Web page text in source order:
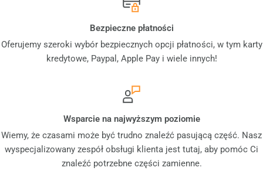
Bezpieczne płatności
Oferujemy szeroki wybór bezpiecznych opcji płatności, w tym karty
kredytowe, Paypal, Apple Pay i wiele innych!
Wsparcie na najwyższym poziomie
Wiemy, że czasami może być trudno znaleźć pasującą część. Nasz
wyspecjalizowany zespół obsługi klienta jest tutaj, aby pomóc Ci
znaleźć potrzebne części zamienne.